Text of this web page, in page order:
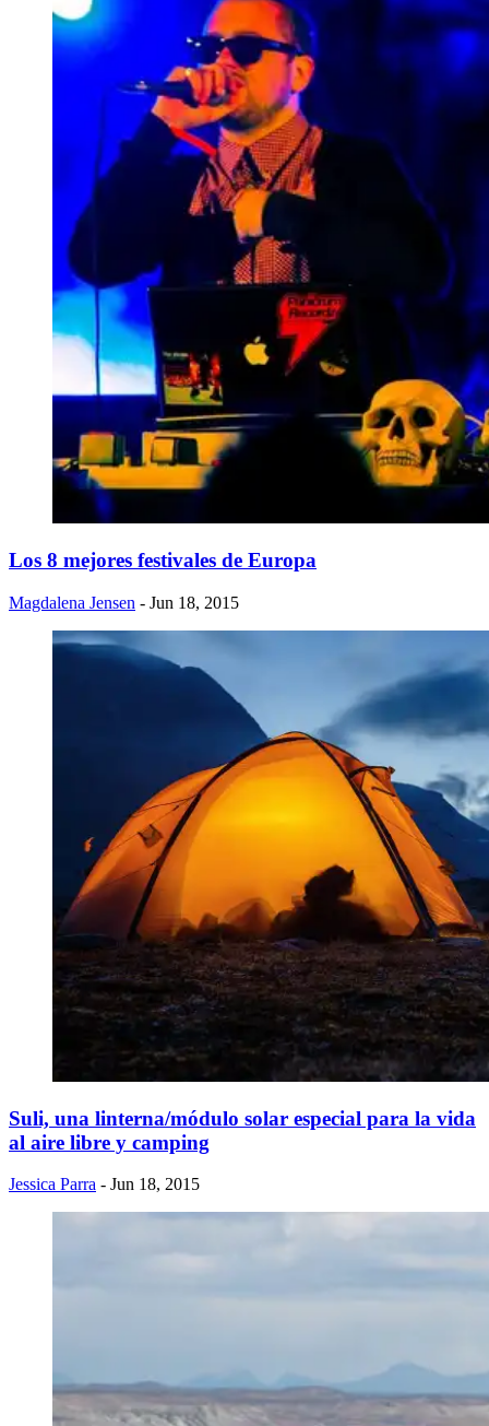
​Los 8 mejores festivales de Europa
Magdalena Jensen - Jun 18, 2015
Suli, una linterna/módulo solar especial para la vida
al aire libre y camping
Jessica Parra - Jun 18, 2015